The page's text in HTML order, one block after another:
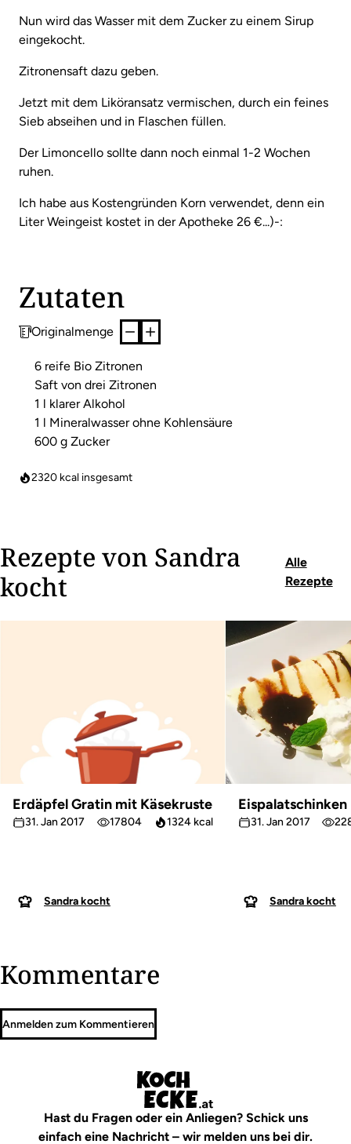
Nun wird das Wasser mit dem Zucker zu einem Sirup
eingekocht.
Zitronensaft dazu geben.
Jetzt mit dem Liköransatz vermischen, durch ein feines
Sieb abseihen und in Flaschen füllen.
Der Limoncello sollte dann noch einmal 1-2 Wochen
ruhen.
Ich habe aus Kostengründen Korn verwendet, denn ein
Liter Weingeist kostet in der Apotheke 26 €...)-:
Zutaten
Originalmenge
6 reife Bio Zitronen
Saft von drei Zitronen
1 l klarer Alkohol
1 l Mineralwasser ohne Kohlensäure
600 g Zucker
2320 kcal insgesamt
Rezepte von Sandra
kocht
Alle
Rezepte
Erdäpfel Gratin mit Käsekruste
31. Jan 2017 17804 1324 kcal
Sandra kocht
Eispalatschinken
31. Jan 2017
Sandra kocht
Kommentare
Anmelden zum Kommentieren
Hast du Fragen oder ein Anliegen? Schick uns
einfach eine Nachricht – wir melden uns bei dir.